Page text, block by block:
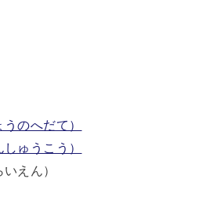
のへだて）
ゅうこう）
えん）